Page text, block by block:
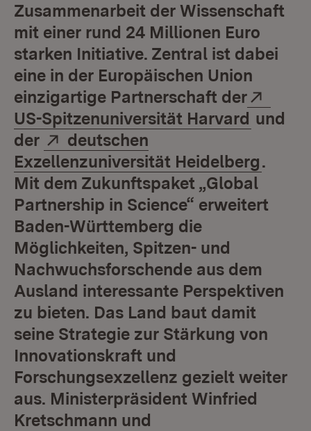
Zusammenarbeit der Wissenschaft
mit einer rund 24 Millionen Euro
starken Initiative. Zentral ist dabei
eine in der Europäischen Union
einzigartige Partnerschaft der
US-Spitzenuniversität Harvard und
der
Extern:
deutschen
Exzellenzuniversität Heidelberg.
Mit dem Zukunftspaket „Global
Partnership in Science“ erweitert
Baden-Württemberg die
Möglichkeiten, Spitzen- und
Nachwuchsforschende aus dem
Ausland interessante Perspektiven
zu bieten. Das Land baut damit
seine Strategie zur Stärkung von
Innovationskraft und
Forschungsexzellenz gezielt weiter
aus. Ministerpräsident Winfried
Kretschmann und